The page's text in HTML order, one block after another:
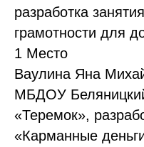
разработка
грамотности для
1 Место
Ваулина Яна
МБДОУ
«Теремок»,
«Карманные